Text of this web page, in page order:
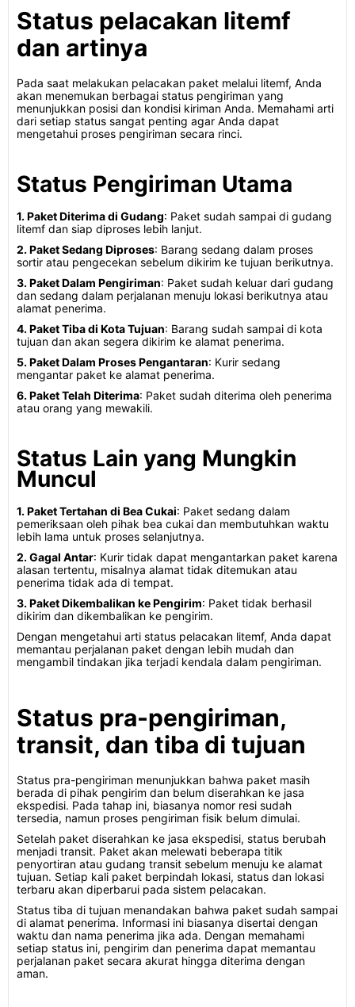
Status pelacakan litemf
dan artinya
Pada saat melakukan pelacakan paket melalui litemf, Anda
akan menemukan berbagai status pengiriman yang
menunjukkan posisi dan kondisi kiriman Anda. Memahami arti
dari setiap status sangat penting agar Anda dapat
mengetahui proses pengiriman secara rinci.
Status Pengiriman Utama
1. Paket Diterima di Gudang: Paket sudah sampai di gudang
litemf dan siap diproses lebih lanjut.
2. Paket Sedang Diproses: Barang sedang dalam proses
sortir atau pengecekan sebelum dikirim ke tujuan berikutnya.
3. Paket Dalam Pengiriman: Paket sudah keluar dari gudang
dan sedang dalam perjalanan menuju lokasi berikutnya atau
alamat penerima.
4. Paket Tiba di Kota Tujuan: Barang sudah sampai di kota
tujuan dan akan segera dikirim ke alamat penerima.
5. Paket Dalam Proses Pengantaran: Kurir sedang
mengantar paket ke alamat penerima.
6. Paket Telah Diterima: Paket sudah diterima oleh penerima
atau orang yang mewakili.
Status Lain yang Mungkin
Muncul
1. Paket Tertahan di Bea Cukai: Paket sedang dalam
pemeriksaan oleh pihak bea cukai dan membutuhkan waktu
lebih lama untuk proses selanjutnya.
2. Gagal Antar: Kurir tidak dapat mengantarkan paket karena
alasan tertentu, misalnya alamat tidak ditemukan atau
penerima tidak ada di tempat.
3. Paket Dikembalikan ke Pengirim: Paket tidak berhasil
dikirim dan dikembalikan ke pengirim.
Dengan mengetahui arti status pelacakan litemf, Anda dapat
memantau perjalanan paket dengan lebih mudah dan
mengambil tindakan jika terjadi kendala dalam pengiriman.
Status pra-pengiriman,
transit, dan tiba di tujuan
Status pra-pengiriman menunjukkan bahwa paket masih
berada di pihak pengirim dan belum diserahkan ke jasa
ekspedisi. Pada tahap ini, biasanya nomor resi sudah
tersedia, namun proses pengiriman fisik belum dimulai.
Setelah paket diserahkan ke jasa ekspedisi, status berubah
menjadi transit. Paket akan melewati beberapa titik
penyortiran atau gudang transit sebelum menuju ke alamat
tujuan. Setiap kali paket berpindah lokasi, status dan lokasi
terbaru akan diperbarui pada sistem pelacakan.
Status tiba di tujuan menandakan bahwa paket sudah sampai
di alamat penerima. Informasi ini biasanya disertai dengan
waktu dan nama penerima jika ada. Dengan memahami
setiap status ini, pengirim dan penerima dapat memantau
perjalanan paket secara akurat hingga diterima dengan
aman.